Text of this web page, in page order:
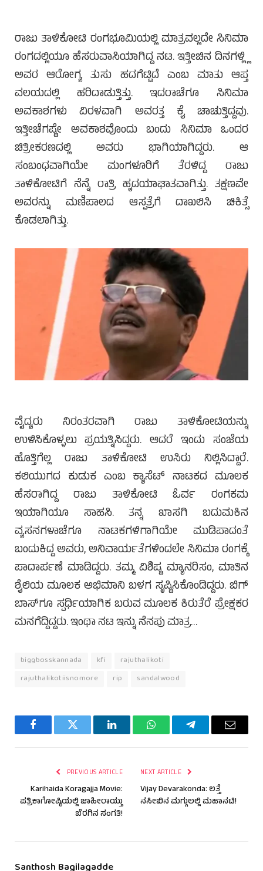
ರಾಜು ತಾಳಿಕೋಟಿ ರಂಗಭೂಮಿಯಲ್ಲಿ ಮಾತ್ರವಲ್ಲದೇ ಸಿನಿಮಾ
ರಂಗದಲ್ಲಿಯೂ ಹೆಸರುವಾಸಿಯಾಗಿದ್ದ ನಟ. ಇತ್ತೀಚಿನ ದಿನಗಳ್ಲ್ಲಿ
ಅವರ ಆರೋಗ್ಯ ತುಸು ಹದಗೆಟ್ಟಿದೆ ಎಂಬ ಮಾತು ಆಪ್ತ
ವಲಯದಲ್ಲಿ ಹರಿದಾಡುತ್ತಿತ್ತು. ಇದರಾಚೆಗೂ ಸಿನಿಮಾ
ಅವಕಾಶಗಳು ವಿರಳವಾಗಿ ಅವರತ್ತ ಕೈ ಚಾಚುತ್ತಿದ್ದವು.
ಇತ್ತೀಚೆಗಷ್ಟೇ ಅವಕಾಶವೊಂದು ಬಂದು ಸಿನಿಮಾ ಒಂದರ
ಚಿತ್ರೀಕರಣದಲ್ಲಿ ಅವರು ಭಾಗಿಯಾಗಿದ್ದರು. ಆ
ಸಂಬಂಧವಾಗಿಯೇ ಮಂಗಳೂರಿಗೆ ತೆರಳಿದ್ದ ರಾಜು
ತಾಳಿಕೋಟಿಗೆ ನೆನ್ನೆ ರಾತ್ರಿ ಹೃದಯಾಘಾತವಾಗಿತ್ತು. ತಕ್ಷಣವೇ
ಅವರನ್ನು ಮಣಿಪಾಲದ ಆಸ್ಪತ್ರೆಗೆ ದಾಖಲಿಸಿ ಚಿಕಿತ್ಸೆ
ಕೊಡಲಾಗಿತ್ತು.
ವೈದ್ಯರು ನಿರಂತರವಾಗಿ ರಾಜು ತಾಳಿಕೋಟಿಯನ್ನು
ಉಳಿಸಿಕೊಳ್ಳಲು ಪ್ರಯತ್ನಿಸಿದ್ದರು. ಆದರೆ ಇಂದು ಸಂಜೆಯ
ಹೊತ್ತಿಗೆಲ್ಲ ರಾಜು ತಾಳಿಕೋಟಿ ಉಸಿರು ನಿಲ್ಲಿಸಿದ್ದಾರೆ.
ಕಲಿಯುಗದ ಕುಡುಕ ಎಂಬ ಕ್ಯಾಸೆಟ್ ನಾಟಕದ ಮೂಲಕ
ಹೆಸರಾಗಿದ್ದ ರಾಜು ತಾಳಿಕೋಟಿ ಓರ್ವ ರಂಗಕಮ
ಇಯಾಗಿಯೂ ಸಾಹಸಿ. ತನ್ನ ಖಾಸಗಿ ಬದುಮಕಿನ
ವ್ಯಸನಗಳಾಚೆಗೂ ನಾಟಕಗಳಿಗಾಗಿಯೇ ಮುಡಿಪಾದಂತೆ
ಬಂದುಕಿದ್ದ ಅವರು, ಅನಿವಾರ್ಯತೆಗಳಿಂದಲೇ ಸಿನಿಮಾ ರಂಗಕ್ಕೆ
ಪಾದಾರ್ಪಣೆ ಮಾಡಿದ್ದರು. ತಮ್ಮ ವಿಶಿಷ್ಟ ಮ್ಯಾನರಿಸಂ, ಮಾತಿನ
ಶೈಲಿಯ ಮೂಲಕ ಅಭಿಮಾನಿ ಬಳಗ ಸೃಷ್ಟಿಸಿಕೊಂಡಿದ್ದರು. ಬಿಗ್
ಬಾಸ್‌ಗೂ ಸ್ಪರ್ಧಿಯಾಗಿಕ ಬರುವ ಮೂಲಕ ಕಿರುತೆರೆ ಪ್ರೇಕ್ಷಕರ
ಮನಗೆದ್ದಿದ್ದರು. ಇಂಥಾ ನಟ ಇನ್ನು ನೆನಪು ಮಾತ್ರ…
biggbosskannada kfi
rajuthalikoti
rajuthalikotiisnomore
rip sandalwood
FacebookTwitter LinkedInWhatsAppTelegramEmail
PREVIOUS ARTICLE
Karihaida Koragajja Movie:
ಪತ್ರಿಕಾಗೋಷ್ಠಿಯಲ್ಲಿ ಜಾಹೀರಾಯ್ತು
ಬೆರಗಿನ ಸಂಗತಿ!
NEXT ARTICLE
Vijay Devarakonda: ಲತ್ತೆ
ನಸೀಬಿನ ಮಗ್ಗುಲಲ್ಲಿ ಮಹಾನಟಿ!
Santhosh Bagilagadde